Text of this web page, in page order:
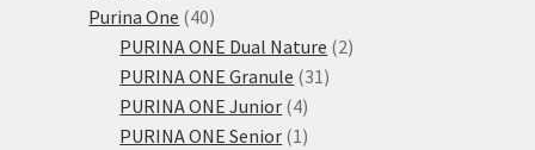
produkty
Purina One 4040
produktů
PURINA ONE Dual Nature 22
PURINA ONE Granule 31 31
PURINA ONE Junior 44
produkty
PURINA ONE Senior 1 1